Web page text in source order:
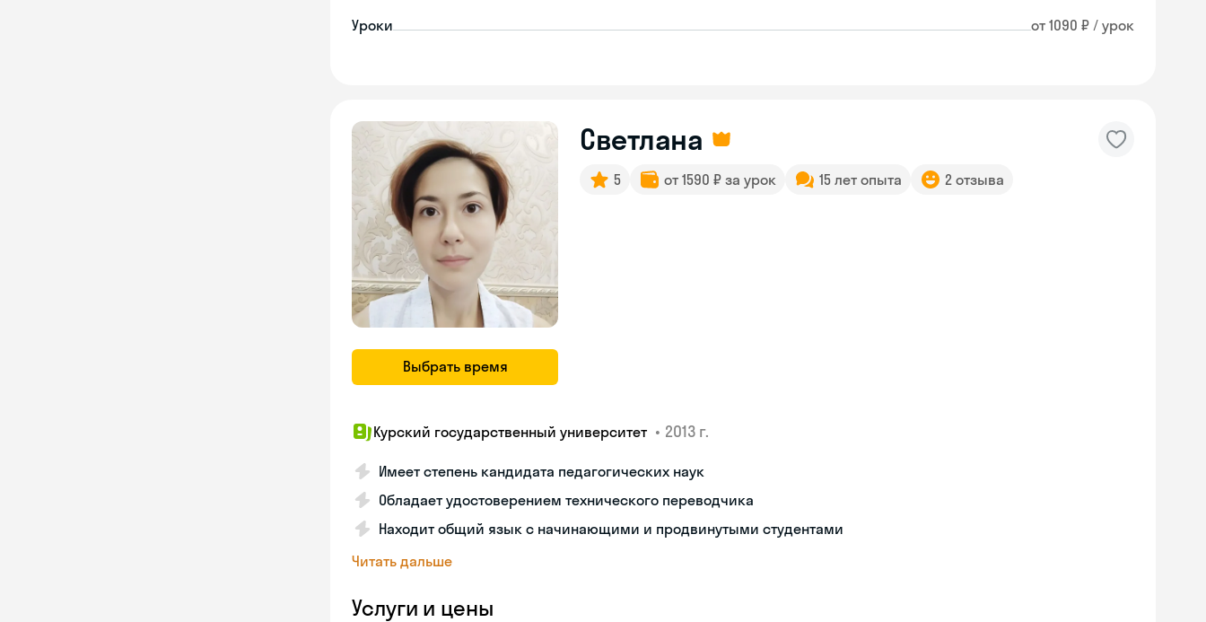
Уроки от 1090 ₽ / урок
Выбрать время
Светлана
5 от 1590 ₽ за урок 15 лет опыта 2 отзыва
Курский государственный университет • 2013 г.
Имеет степень кандидата педагогических наук
Обладает удостоверением технического переводчика
Находит общий язык с начинающими и продвинутыми студентами
Читать дальше
Услуги и цены